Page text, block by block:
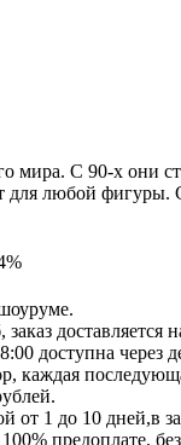
С 90-х они
любой фигуры.
доступна
каждая
от 1 до 10 дней,в
предоплате,